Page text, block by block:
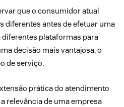
que o consumidor atual
diferentes antes de efetuar uma
diferentes plataformas para
decisão mais vantajosa, o
de serviço.
prática do atendimento
relevância de uma empresa